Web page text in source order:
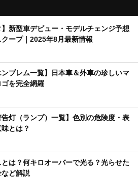
】新型車デビュー・モデルチェンジ予想
クープ｜2025年8月最新情報
ンブレム一覧】日本車＆外車の珍しいマ
ゴを完全網羅
告灯（ランプ）一覧】色別の危険度・表
とは？
は？何キロオーバーで光る？光らせた
ど解説